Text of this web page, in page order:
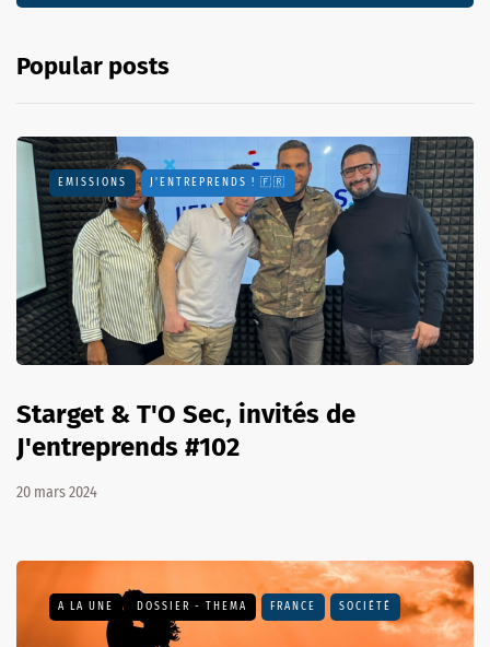
Popular posts
EMISSIONS J'ENTREPRENDS ! 🇫🇷
Starget & T'O Sec, invités de
J'entreprends #102
20 mars 2024
A LA UNE DOSSIER - THEMA FRANCE SOCIÉTÉ